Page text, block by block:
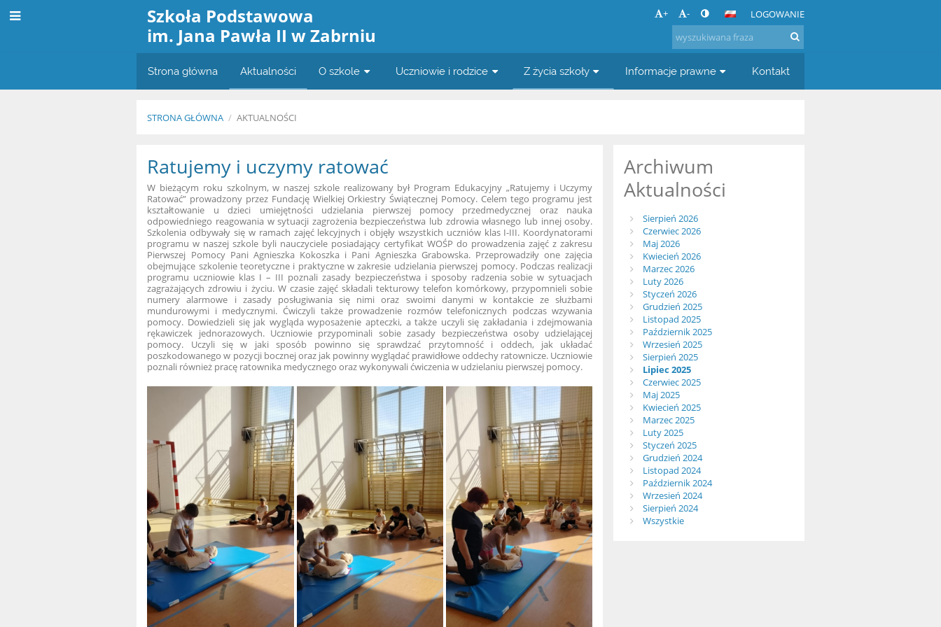
Szkoła Podstawowa
im. Jana Pawła II w Zabrniu
+ - LOGOWANIE
Strona główna Aktualności O szkole Uczniowie i rodzice Z życia szkoły Informacje prawne Kontakt
STRONA GŁÓWNA / AKTUALNOŚCI
Aktualności
Ratujemy i uczymy ratować
W bieżącym roku szkolnym, w naszej szkole realizowany był Program Edukacyjny „Ratujemy i Uczymy
Ratować” prowadzony przez Fundację Wielkiej Orkiestry Świątecznej Pomocy. Celem tego programu jest
kształtowanie u dzieci umiejętności udzielania pierwszej pomocy przedmedycznej oraz nauka
odpowiedniego reagowania w sytuacji zagrożenia bezpieczeństwa lub zdrowia własnego lub innej osoby.
Szkolenia odbywały się w ramach zajęć lekcyjnych i objęły wszystkich uczniów klas I-III. Koordynatorami
programu w naszej szkole byli nauczyciele posiadający certyfikat WOŚP do prowadzenia zajęć z zakresu
Pierwszej Pomocy Pani Agnieszka Kokoszka i Pani Agnieszka Grabowska. Przeprowadziły one zajęcia
obejmujące szkolenie teoretyczne i praktyczne w zakresie udzielania pierwszej pomocy. Podczas realizacji
programu uczniowie klas I – III poznali zasady bezpieczeństwa i sposoby radzenia sobie w sytuacjach
zagrażających zdrowiu i życiu. W czasie zajęć składali tekturowy telefon komórkowy, przypomnieli sobie
numery alarmowe i zasady posługiwania się nimi oraz swoimi danymi w kontakcie ze służbami
mundurowymi i medycznymi. Ćwiczyli także prowadzenie rozmów telefonicznych podczas wzywania
pomocy. Dowiedzieli się jak wygląda wyposażenie apteczki, a także uczyli się zakładania i zdejmowania
rękawiczek jednorazowych. Uczniowie przypominali sobie zasady bezpieczeństwa osoby udzielającej
pomocy. Uczyli się w jaki sposób powinno się sprawdzać przytomność i oddech, jak układać
poszkodowanego w pozycji bocznej oraz jak powinny wyglądać prawidłowe oddechy ratownicze. Uczniowie
poznali również pracę ratownika medycznego oraz wykonywali ćwiczenia w udzielaniu pierwszej pomocy.
Archiwum
Aktualności
Sierpień 2026
Czerwiec 2026
Maj 2026
Kwiecień 2026
Marzec 2026
Luty 2026
Styczeń 2026
Grudzień 2025
Listopad 2025
Październik 2025
Wrzesień 2025
Sierpień 2025
Lipiec 2025
Czerwiec 2025
Maj 2025
Kwiecień 2025
Marzec 2025
Luty 2025
Styczeń 2025
Grudzień 2024
Listopad 2024
Październik 2024
Wrzesień 2024
Sierpień 2024
Wszystkie